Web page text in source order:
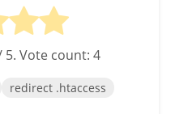
Vote count: 4
redirect .htaccess